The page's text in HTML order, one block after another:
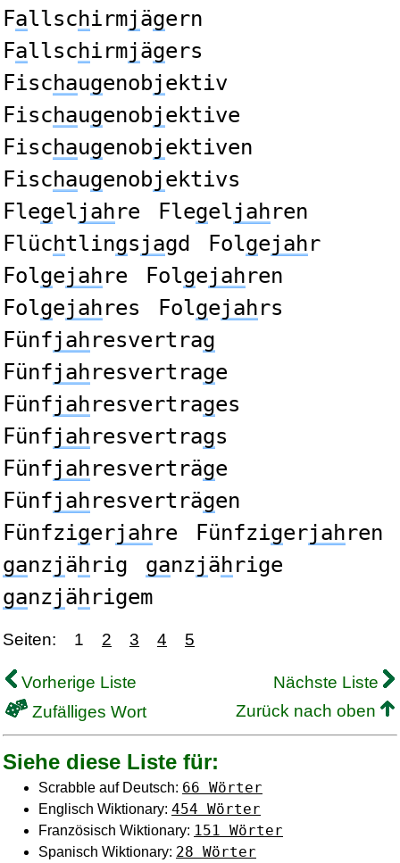
Fallschirmjägern
Fallschirmjägers
Fischaugenobjektiv
Fischaugenobjektive
Fischaugenobjektiven
Fischaugenobjektivs
Flegeljahre Flegeljahren
Flüchtlingsjagd Folgejahr
Folgejahre Folgejahren
Folgejahres Folgejahrs
Fünfjahresvertrag
Fünfjahresvertrage
Fünfjahresvertrages
Fünfjahresvertrags
Fünfjahresverträge
Fünfjahresverträgen
Fünfzigerjahre Fünfzigerjahren
ganzjährig ganzjährige
ganzjährigem
Seiten: 1 2 3 4 5
Vorherige Liste
Nächste Liste
Zufälliges Wort
Zurück nach oben
Siehe diese Liste für:
Scrabble auf Deutsch: 66 Wörter
Englisch Wiktionary: 454 Wörter
Französisch Wiktionary: 151 Wörter
Spanisch Wiktionary: 28 Wörter